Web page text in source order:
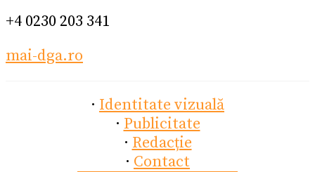
+4 0230 203 341
mai-dga.ro
· Identitate vizuală
· Publicitate
· Redacție
· Contact